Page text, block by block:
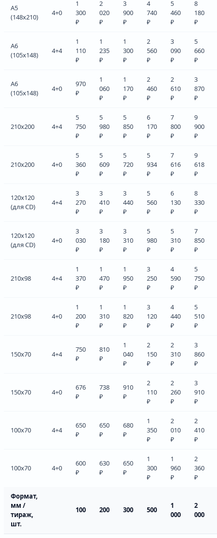
A5
(148x210)
4+0
1
300
₽
2
020
₽
3
900
₽
4
740
₽
5
460
₽
8
180
₽
A6
(105x148)
4+4
1
110
₽
1
235
₽
1
300
₽
2
560
₽
3
090
₽
5
660
₽
A6
(105x148)
4+0
970
₽
1
060
₽
1
170
₽
2
460
₽
2
610
₽
3
870
₽
210x200 4+4
5
750
₽
5
980
₽
5
850
₽
6
170
₽
7
800
₽
9
900
₽
210x200 4+0
5
360
₽
5
609
₽
5
720
₽
5
934
₽
7
616
₽
9
618
₽
120x120
(для CD)
4+4
3
270
₽
3
410
₽
3
440
₽
5
560
₽
6
130
₽
8
330
₽
120x120
(для CD)
4+0
3
030
₽
3
180
₽
3
310
₽
5
980
₽
5
310
₽
7
850
₽
210x98 4+4
1
370
₽
1
470
₽
1
950
₽
3
250
₽
4
590
₽
5
750
₽
210x98 4+0
1
200
₽
1
310
₽
1
820
₽
3
120
₽
4
440
₽
5
510
₽
150x70 4+4
750
₽
810
₽
1
040
₽
2
150
₽
2
310
₽
3
860
₽
150x70 4+0
676
₽
738
₽
910
₽
2
110
₽
2
260
₽
3
910
₽
100x70 4+4
650
₽
650
₽
680
₽
1
350
₽
2
010
₽
2
410
₽
100x70 4+0
600
₽
630
₽
650
₽
1
300
₽
1
960
₽
2
360
₽
Формат,
мм /
тираж,
шт.
100 200 300 500
1
000
2
000